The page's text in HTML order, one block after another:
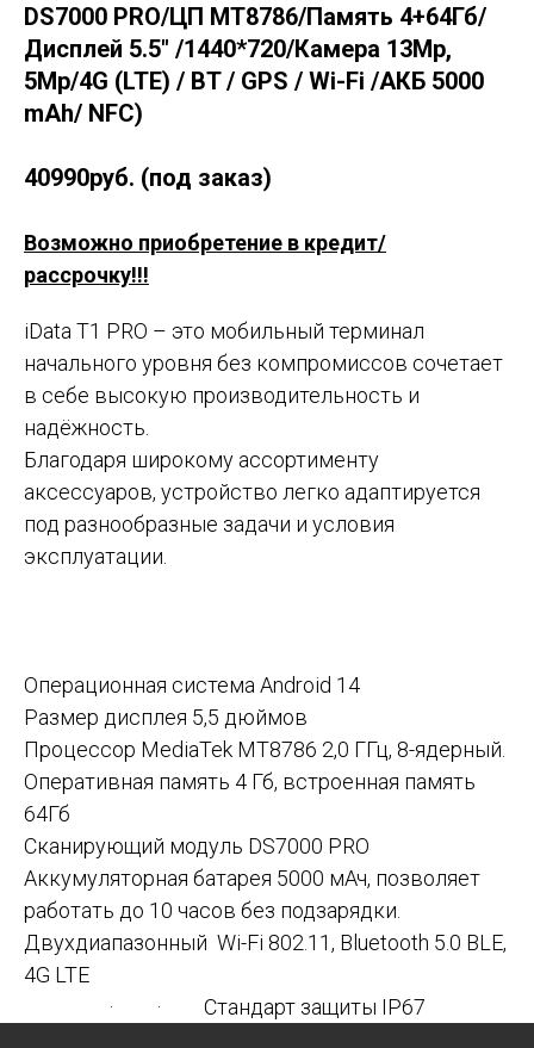
DS7000 PRO/ЦП MT8786/Память 4+64Гб/
Дисплей 5.5" /1440*720/Камера 13Mp,
5Mp/4G (LTE) / BT / GPS / Wi-Fi /АКБ 5000
mAh/ NFC)
40990руб. (под заказ)
Возможно приобретение в кредит/
рассрочку!!!
iData T1 PRO – это мобильный терминал
начального уровня без компромиссов сочетает
в себе высокую производительность и
надёжность.
Благодаря широкому ассортименту
аксессуаров, устройство легко адаптируется
под разнообразные задачи и условия
эксплуатации.
Операционная система Android 14
Размер дисплея 5,5 дюймов
Процессор MediaTek MT8786 2,0 ГГц, 8-ядерный.
Оперативная память 4 Гб, встроенная память
64Гб
Сканирующий модуль DS7000 PRO
Аккумуляторная батарея 5000 мАч, позволяет
работать до 10 часов без подзарядки.
Двухдиапазонный Wi-Fi 802.11, Bluetooth 5.0 BLE,
4G LTE
· · Стандарт защиты IP67